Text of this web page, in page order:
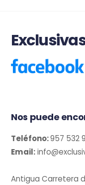
Nos puede
Teléfono:957 532
Email:
Antigua Carretera